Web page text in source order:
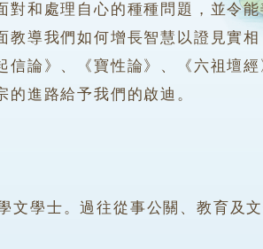
對和處理自心的種種問題，並令
教導我們如何增長智慧以證見實
信論》、《寶性論》、《六祖壇經
進路給予我們的啟迪。
學士。過往從事公關、教育及